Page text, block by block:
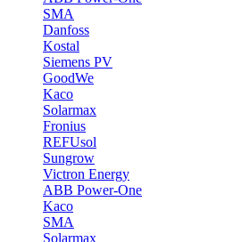
SMA
Danfoss
Kostal
Siemens PV
GoodWe
Kaco
Solarmax
Fronius
REFUsol
Sungrow
Victron Energy
ABB Power-One
Kaco
SMA
Solarmax